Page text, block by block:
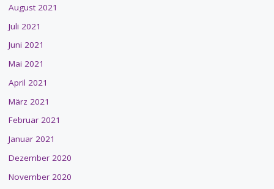
August 2021
Juli 2021
Juni 2021
Mai 2021
April 2021
März 2021
Februar 2021
Januar 2021
Dezember 2020
November 2020